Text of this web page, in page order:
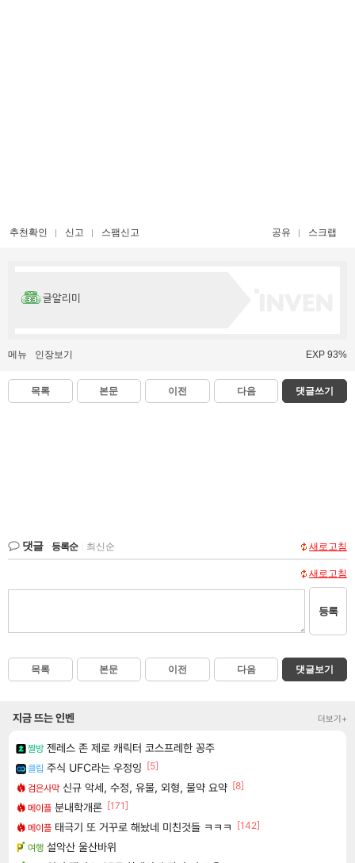
추천확인 신고 스팸신고 공유 스크랩
글알리미
메뉴 인장보기 EXP 93%
목록 본문 이전 다음 댓글쓰기
댓글 등록순 최신순 새로고침
새로고침
등록
목록 본문 이전 다음 댓글보기
지금 뜨는 인벤 더보기+
짤방 젠레스 존 제로 캐릭터 코스프레한 꽁주
클립 주식 UFC라는 우정잉 [5]
검은사막 신규 악세, 수정, 유물, 외형, 물약 요약 [8]
메이플 분내학개론 [171]
메이플 태극기 또 거꾸로 해놨네 미친것들 ㅋㅋㅋ
[142]
여행 설악산 울산바위